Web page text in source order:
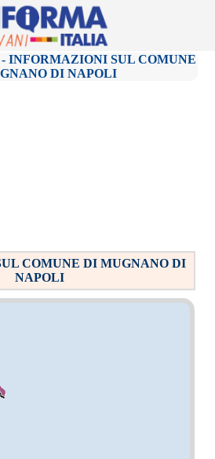
INFORMAZIONI SUL COMUNE
DI NAPOLI
COMUNE DI MUGNANO DI
NAPOLI